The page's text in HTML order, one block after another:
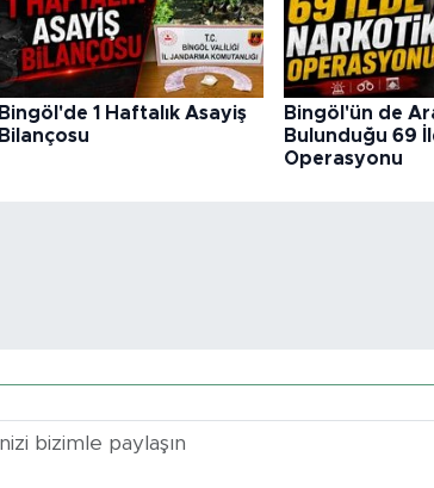
Bingöl'de 1 Haftalık Asayiş
Bilançosu
Bingöl'ün de
Bulunduğu 69
Operasyonu